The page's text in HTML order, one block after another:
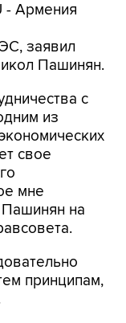
- Армения
заявил
Пашинян.
с
из
свое
мне
Пашинян на
принципам,